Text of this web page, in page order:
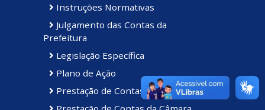
Instruções Normativas
Julgamento das Contas da
Prefeitura
Legislação Específica
Plano de Ação
Prestação de Contas Anual (PCA)